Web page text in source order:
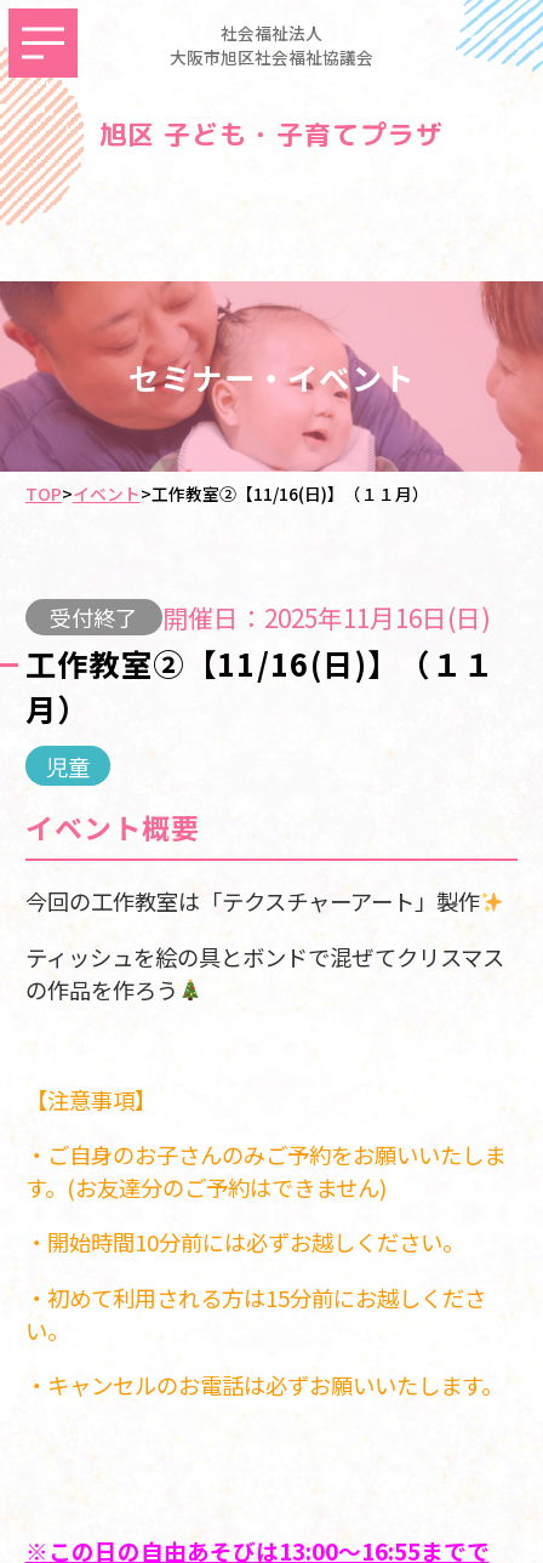
社会福祉法人
大阪市旭区社会福祉協議会
旭区 子ども・子育てプラザ
セミナー・イベント
TOP>イベント>工作教室②【11/16(日)】（１１月）
受付終了 開催日：2025年11月16日(日)
工作教室②【11/16(日)】（１１
月）
児童
イベント概要
今回の工作教室は「テクスチャーアート」製作
ティッシュを絵の具とボンドで混ぜてクリスマス
の作品を作ろう
【注意事項】
・ご自身のお子さんのみご予約をお願いいたしま
す。(お友達分のご予約はできません)
・開始時間10分前には必ずお越しください。
・初めて利用される方は15分前にお越しくださ
い。
・キャンセルのお電話は必ずお願いいたします。
※この日の自由あそびは13:00～16:55までで